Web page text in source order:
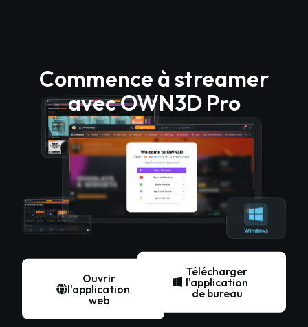
Commence à streamer
avec OWN3D Pro
Ouvrir
l'application
web
Télécharger
l'application
de bureau